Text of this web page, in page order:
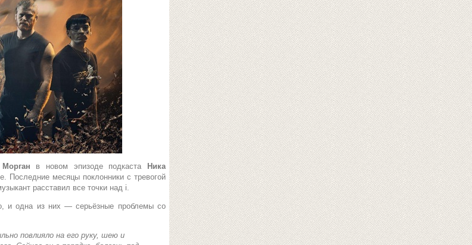
в новом эпизоде подкаста
Ника
Последние месяцы поклонники с тревогой
расставил все точки над i.
и одна из них — серьёзные проблемы со
повлияло на его руку, шею и